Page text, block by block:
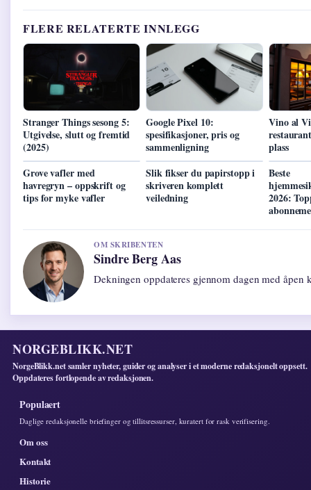
FLERE RELATERTE INNLEGG
Stranger Things sesong 5:
Utgivelse, slutt og fremtid
(2025)
Google Pixel 10:
spesifikasjoner, pris og
sammenligning
Vino al
plass
Grove vafler med
havregryn – oppskrift og
tips for myke vafler
Slik fikser du papirstopp i
skriveren komplett
veiledning
Beste
2026:
OM SKRIBENTEN
Sindre Berg Aas
Dekningen oppdateres gjennom dagen med åpen
NORGEBLIKK.NET
NorgeBlikk.net samler nyheter, guider og analyser i et moderne redaksjonelt oppsett.
Oppdateres fortlopende av redaksjonen.
Populaert
Daglige redaksjonelle briefinger og tillitsressurser, kuratert for rask verifisering.
Om oss
Kontakt
Historie